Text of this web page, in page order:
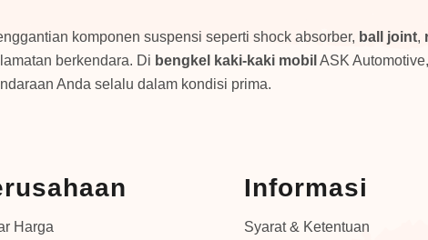
komponen suspensi seperti shock absorber, ball joint,
berkendara. Di bengkel kaki-kaki mobil ASK
Anda selalu dalam kondisi prima.
Harga
Informasi
Syarat & Ketentuan